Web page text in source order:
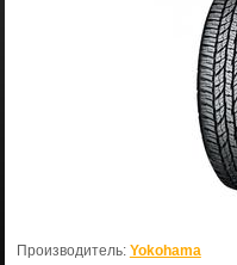
Производитель: Yokohama